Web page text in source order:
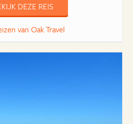
DEZE REIS
van Oak Travel